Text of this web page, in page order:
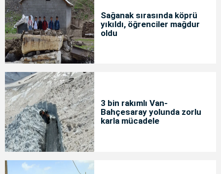
Sağanak sırasında köprü
yıkıldı, öğrenciler mağdur
oldu
3 bin rakımlı Van-
Bahçesaray yolunda zorlu
karla mücadele